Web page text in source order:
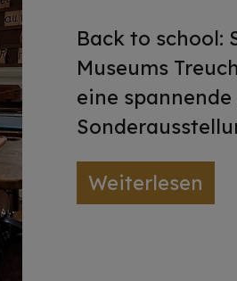
Back to school:
Museums
eine
Weiterlesen